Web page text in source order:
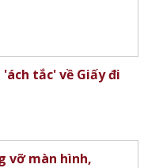
tắc' về Giấy đi
vỡ màn hình,